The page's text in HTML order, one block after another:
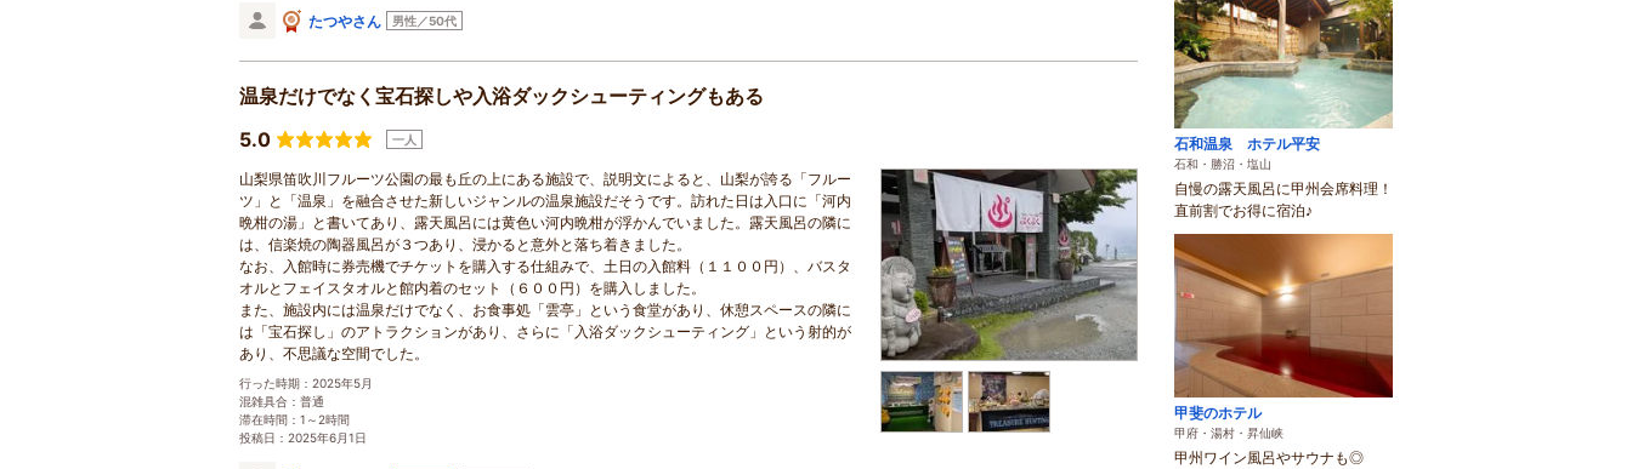
たつやさん 男性／50代
温泉だけでなく宝石探しや入浴ダックシューティングもある
5.0
一人
山梨県笛吹川フルーツ公園の最も丘の上にある施設で、説明文によると、山梨が誇る「フルー
ツ」と「温泉」を融合させた新しいジャンルの温泉施設だそうです。訪れた日は入口に「河内
晩柑の湯」と書いてあり、露天風呂には黄色い河内晩柑が浮かんでいました。露天風呂の隣に
は、信楽焼の陶器風呂が３つあり、浸かると意外と落ち着きました。
なお、入館時に券売機でチケットを購入する仕組みで、土日の入館料（１１００円）、バスタ
オルとフェイスタオルと館内着のセット（６００円）を購入しました。
また、施設内には温泉だけでなく、お食事処「雲亭」という食堂があり、休憩スペースの隣に
は「宝石探し」のアトラクションがあり、さらに「入浴ダックシューティング」という射的が
あり、不思議な空間でした。
行った時期：2025年5月
混雑具合：普通
滞在時間：1～2時間
投稿日：2025年6月1日
石和温泉 ホテル平安
石和・勝沼・塩山
自慢の露天風呂に甲州会席料理！
直前割でお得に宿泊♪
甲斐のホテル
甲府・湯村・昇仙峡
甲州ワイン風呂やサウナも◎